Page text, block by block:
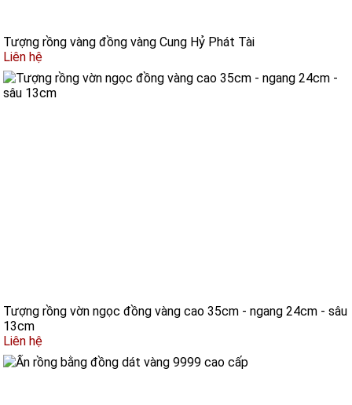
Tượng rồng vàng đồng vàng Cung Hỷ Phát Tài
Liên hệ
Tượng rồng vờn ngọc đồng vàng cao 35cm - ngang 24cm - sâu
13cm
Liên hệ